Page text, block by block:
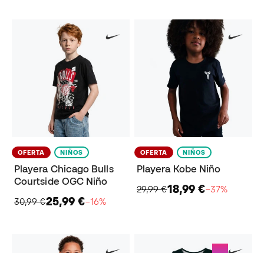
OFERTA NIÑOS
Playera Chicago Bulls
Courtside OGC Niño
30,99 €25,99 €−16%
OFERTA NIÑOS
Playera Kobe Niño
29,99 €18,99 €−37%